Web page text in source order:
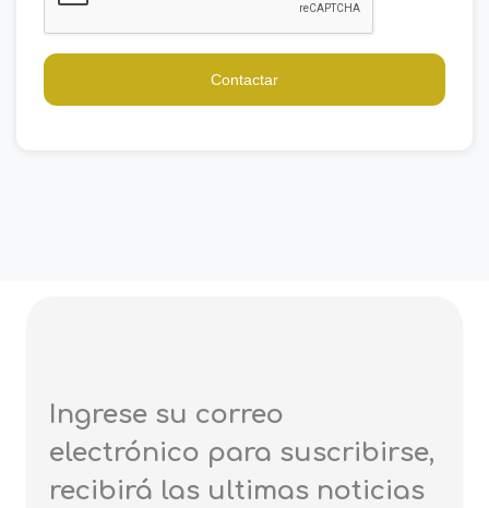
Contactar
Ingrese su correo
electrónico para suscribirse,
recibirá las ultimas noticias